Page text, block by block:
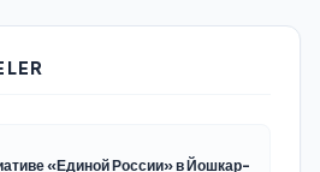
«Единой России» в Йошкар-